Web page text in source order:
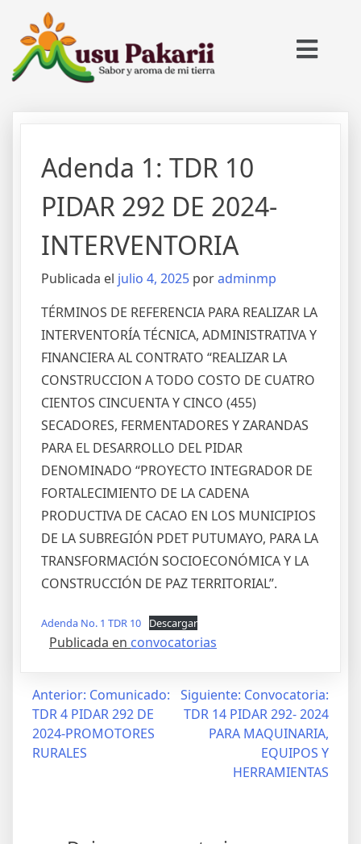
Adenda 1: TDR 10
PIDAR 292 DE 2024-
INTERVENTORIA
Publicada el julio 4, 2025 poradminmp
TÉRMINOS DE REFERENCIA PARA REALIZAR LA
INTERVENTORÍA TÉCNICA, ADMINISTRATIVA Y
FINANCIERA AL CONTRATO “REALIZAR LA
CONSTRUCCION A TODO COSTO DE CUATRO
CIENTOS CINCUENTA Y CINCO (455)
SECADORES, FERMENTADORES Y ZARANDAS
PARA EL DESARROLLO DEL PIDAR
DENOMINADO “PROYECTO INTEGRADOR DE
FORTALECIMIENTO DE LA CADENA
PRODUCTIVA DE CACAO EN LOS MUNICIPIOS
DE LA SUBREGIÓN PDET PUTUMAYO, PARA LA
TRANSFORMACIÓN SOCIOECONÓMICA Y LA
CONSTRUCCIÓN DE PAZ TERRITORIAL”.
Adenda No. 1 TDR 10 Descargar
Publicada en convocatorias
Anterior: Comunicado:
TDR 4 PIDAR 292 DE
2024-PROMOTORES
RURALES
Siguiente: Convocatoria:
TDR 14 PIDAR 292- 2024
PARA MAQUINARIA,
EQUIPOS Y
HERRAMIENTAS